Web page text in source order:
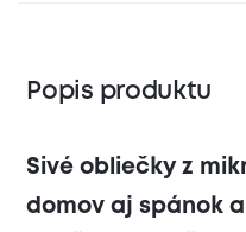
Popis produktu
Sivé obliečky z
domov aj spánok